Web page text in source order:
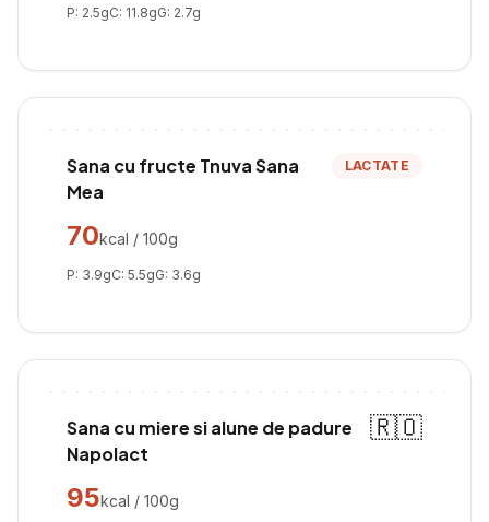
P: 2.5gC: 11.8gG: 2.7g
Sana cu fructe Tnuva Sana
Mea
LACTATE
70kcal / 100g
P: 3.9gC: 5.5gG: 3.6g
Sana cu miere si alune de padure
Napolact
🇷🇴
95kcal / 100g